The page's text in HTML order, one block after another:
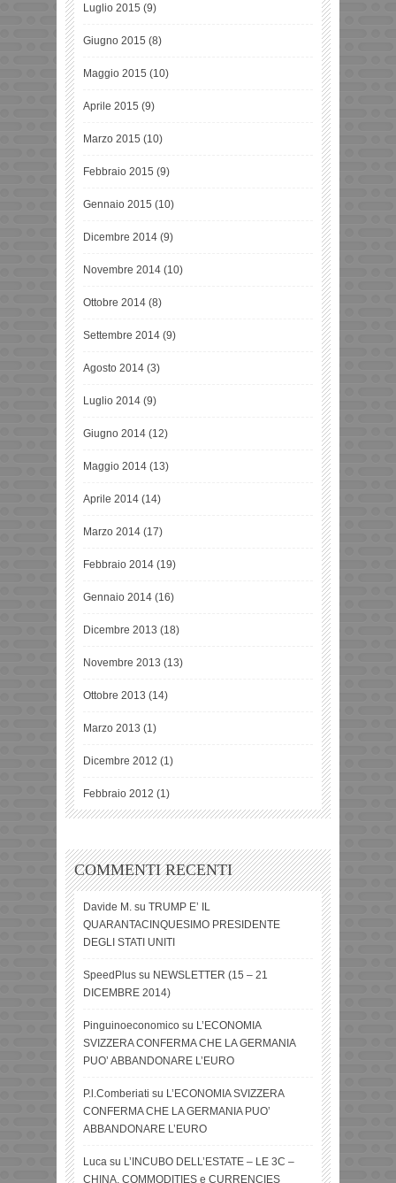
Luglio 2015 (9)
Giugno 2015 (8)
Maggio 2015 (10)
Aprile 2015 (9)
Marzo 2015 (10)
Febbraio 2015 (9)
Gennaio 2015 (10)
Dicembre 2014 (9)
Novembre 2014 (10)
Ottobre 2014 (8)
Settembre 2014 (9)
Agosto 2014 (3)
Luglio 2014 (9)
Giugno 2014 (12)
Maggio 2014 (13)
Aprile 2014 (14)
Marzo 2014 (17)
Febbraio 2014 (19)
Gennaio 2014 (16)
Dicembre 2013 (18)
Novembre 2013 (13)
Ottobre 2013 (14)
Marzo 2013 (1)
Dicembre 2012 (1)
Febbraio 2012 (1)
COMMENTI RECENTI
Davide M. su TRUMP E’ IL
QUARANTACINQUESIMO PRESIDENTE
DEGLI STATI UNITI
SpeedPlus su NEWSLETTER (15 – 21
DICEMBRE 2014)
Pinguinoeconomico su L’ECONOMIA
SVIZZERA CONFERMA CHE LA GERMANIA
PUO’ ABBANDONARE L’EURO
P.l.Comberiati su L’ECONOMIA SVIZZERA
CONFERMA CHE LA GERMANIA PUO’
ABBANDONARE L’EURO
Luca su L’INCUBO DELL’ESTATE – LE 3C –
CHINA, COMMODITIES e CURRENCIES